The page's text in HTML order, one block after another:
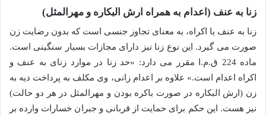
زنا به عنف (اعدام به همراه ارش البکاره و مهرالمثل)
زنا به عنف یا اکراه، به معنای تجاوز جنسی است که بدون رضایت زن
صورت می گیرد. این نوع زنا نیز دارای مجازات بسیار سنگینی است.
ماده 224 ق.م.ا مقرر می دارد: «حد زنا در موارد زنای به عنف و
اکراه اعدام است.» علاوه بر اعدام زانی، وی مکلف به پرداخت دیه به
زن (ارش البکاره در صورت باکره بودن و مهرالمثل در هر دو حالت)
نیز هست. این حکم برای حمایت از قربانی و جبران خسارات وارده بر